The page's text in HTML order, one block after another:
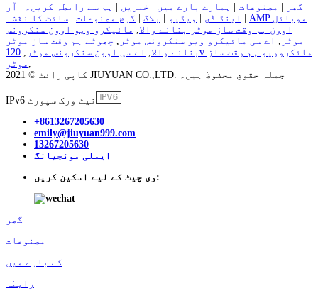
گھر
| مصنوعات | ہمارے بارے میں | خبریں | ہم سے رابطہ کریں۔ | آر
اینڈ ڈی | ویڈیو | بلاگ | گرم مصنوعات | سائٹ کا نقشہ |
AMP موبائل
اوون ہم وقت ساز موٹر بنانے والا
مائیکرو ویو اوون سنکرونس
موٹر
اے سی مائیکرو ویو سنکرونس موٹر
چھوٹے ہم وقت ساز موٹر
بنانے والا
اے سی اوون سنکرونس موٹر
120v مائکروویو ہم وقت ساز
موٹر
کاپی رائٹ © 2021 JIUYUAN CO.,LTD. جملہ حقوق محفوظ ہیں۔
IPv6 نیٹ ورک سپورٹ
+8613267205630
emily@jiuyuan999.com
13267205630
ایملی مونجیانگ
وی چیٹ کے لیے اسکین کریں:
گھر
مصنوعات
کے بارے میں
رابطہ